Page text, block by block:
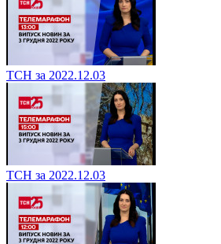
ТСН за 2022.12.03
ТСН за 2022.12.03